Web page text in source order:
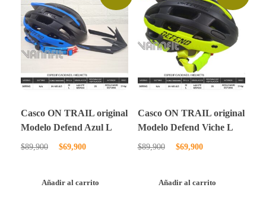
Casco ON TRAIL original
Modelo Defend Azul L
$89,900 $69,900
Añadir al carrito
Casco ON TRAIL original
Modelo Defend Viche L
$89,900 $69,900
Añadir al carrito